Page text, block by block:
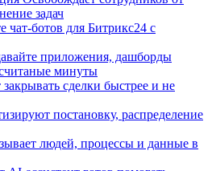
задач
чат-ботов для Битрикс24 с
приложения, дашборды
минуты
сделки быстрее и не
постановку, распределение
людей, процессы и данные в